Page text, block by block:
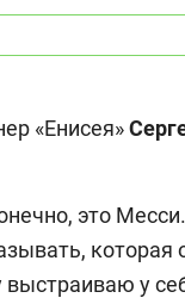
«Енисея»
это
которая
выстраиваю у